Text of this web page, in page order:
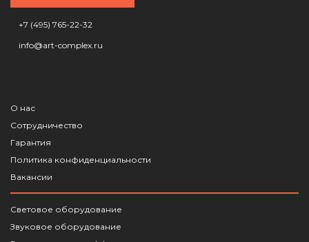
+7 (495) 765-22-32
info@art-complex.ru
О нас
Сотрудничество
Гарантия
Политика конфиденциальности
Вакансии
Световое оборудование
Звуковое оборудование